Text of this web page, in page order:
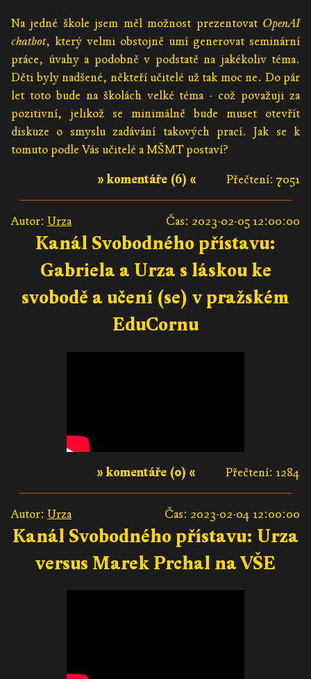
Na jedné škole jsem měl možnost prezentovat OpenAI
chatbot, který velmi obstojně umí generovat seminární
práce, úvahy a podobně v podstatě na jakékoliv téma.
Děti byly nadšené, někteří učitelé už tak moc ne. Do pár
let toto bude na školách velké téma - což považuji za
pozitivní, jelikož se minimálně bude muset otevřít
diskuze o smyslu zadávání takových prací. Jak se k
tomuto podle Vás učitelé a MŠMT postaví?
Přečtení: 7051
» komentáře (6) «
Autor: Urza Čas: 2023-02-05 12:00:00
Kanál Svobodného přístavu:
Gabriela a Urza s láskou ke
svobodě a učení (se) v pražském
EduCornu
Přečtení: 1284
» komentáře (0) «
Autor: Urza Čas: 2023-02-04 12:00:00
Kanál Svobodného přístavu: Urza
versus Marek Prchal na VŠE